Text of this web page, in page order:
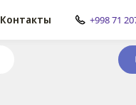
Контакты +998 71